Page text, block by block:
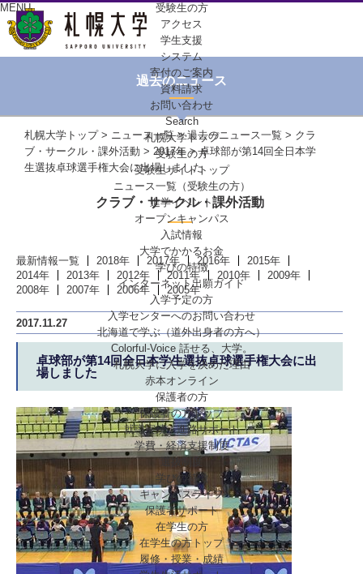
MENU
受験生の方
アクセス
学生支援
システム
寄付のご案内
資料請求
お問い合わせ
Search
札幌大学トップ
受験生の方
受験生サイトトップ
ニュース一覧（受験生の方）
進学イベント
オープンキャンパス
入試情報
大学でかかるお金
学びの特徴
インターネット出願ガイド
入学予定の方
入学センターへのお問い合わせ
北海道で学ぶ（道外出身者の方へ）
Colorful-Voice 話せる、大学。
札幌大学に入学を決めた理由
赤本オンライン
保護者の方
保護者の方トップ
就職実績・進路サポート
学費・経済支援制度
学びの特徴
キャンパスライフ
保護者サポート
在学生の方
在学生の方トップ
履修・授業・成績
過去のニュース
札幌大学トップ> ニュース一覧>過去のニュース一覧 > クラ
ブ・サークル・課外活動 > 2017年> 卓球部が第14回全日本学
生選抜卓球選手権大会に出場しました
クラブ・サークル・課外活動
最新情報一覧 2018年 2017年 2016年
2015年
2014年
2013年 2012年 2011年 2010年
2009年
2008年
2007年 2006年 2005年
2017.11.27
卓球部が第14回全日本学生選抜卓球選手権大会に出
場しました